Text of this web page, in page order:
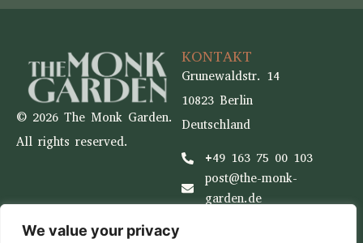
We value your privacy
© 2026 The Monk Garden.
All rights reserved.
KONTAKT
Grunewaldstr. 14
10823 Berlin
Deutschland
+49 163 75 00 103
post@the-monk-
garden.de
Impressum